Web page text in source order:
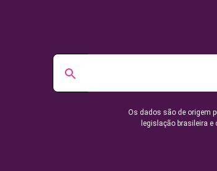
Os dados são de origem
legislação brasileira